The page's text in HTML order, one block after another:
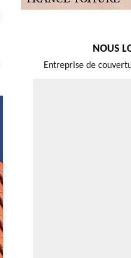
NOUS
Entreprise de